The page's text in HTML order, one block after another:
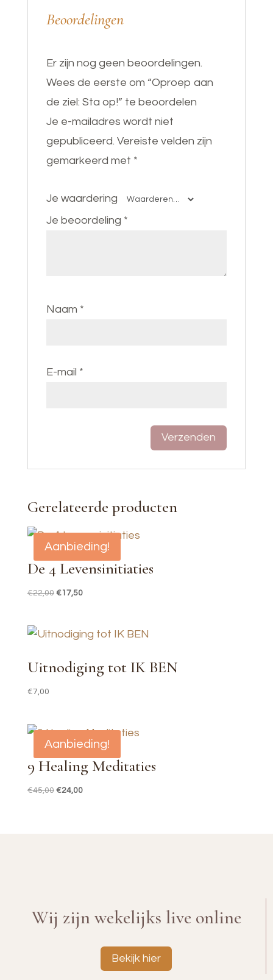
Beoordelingen
Er zijn nog geen beoordelingen.
Wees de eerste om “Oproep aan
de ziel: Sta op!” te beoordelen
Je e-mailadres wordt niet
gepubliceerd. Vereiste velden zijn
gemarkeerd met *
Je waardering
Je beoordeling *
Naam *
E-mail *
Gerelateerde producten
Aanbieding!
De 4 Levensinitiaties
€22,00 Oorspronkelijke
€22,00.
€17,50Huidige
€17,50.
Uitnodiging tot IK BEN
€7,00
Aanbieding!
9 Healing Meditaties
€45,00 Oorspronkelijke
€24,00Huidige
Wij zijn wekelijks live online
Bekijk hier